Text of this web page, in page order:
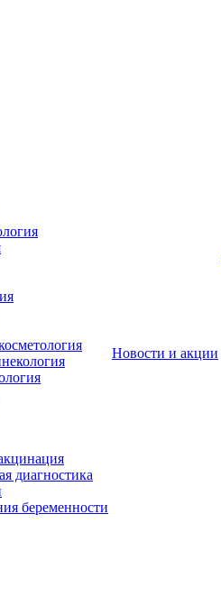
диагностика
беременности
Новости и акции